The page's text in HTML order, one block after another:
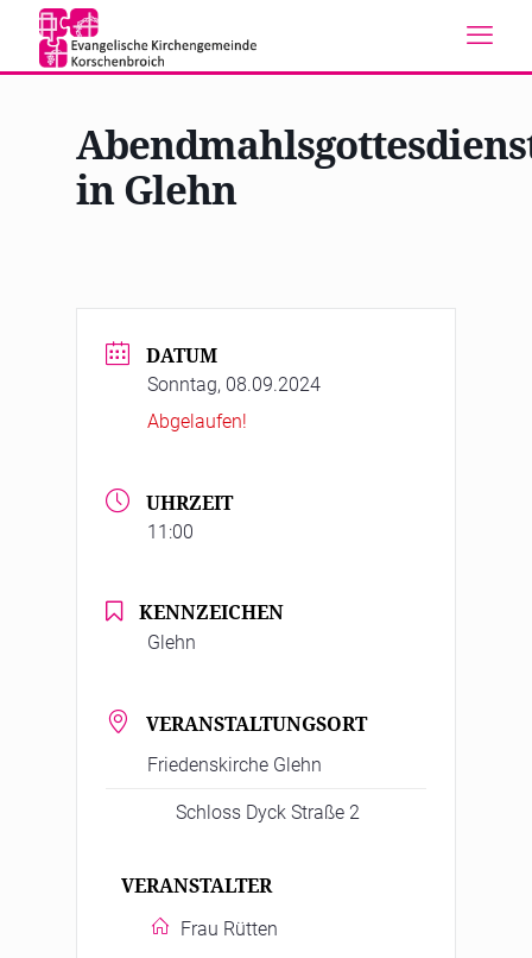
in Glehn
DATUM
Sonntag, 08.09.2024
Abgelaufen!
UHRZEIT
11:00
KENNZEICHEN
Glehn
VERANSTALTUNGSORT
Friedenskirche Glehn
Schloss Dyck Straße 2
VERANSTALTER
Frau Rütten